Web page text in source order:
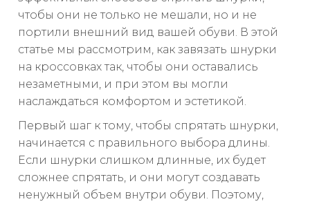
чтобы они не только не мешали, но и не
портили внешний вид вашей обуви. В этой
статье мы рассмотрим, как завязать шнурки
на кроссовках так, чтобы они оставались
незаметными, и при этом вы могли
наслаждаться комфортом и эстетикой.
Первый шаг к тому, чтобы спрятать шнурки,
начинается с правильного выбора длины.
Если шнурки слишком длинные, их будет
сложнее спрятать, и они могут создавать
ненужный объем внутри обуви. Поэтому,